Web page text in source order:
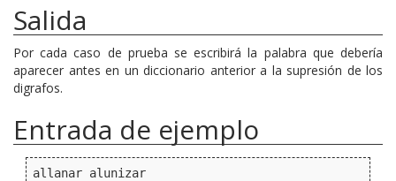
Salida
Por cada caso de prueba se escribirá la palabra que debería
aparecer antes en un diccionario anterior a la supresión de los
digrafos.
Entrada de ejemplo
allanar alunizar